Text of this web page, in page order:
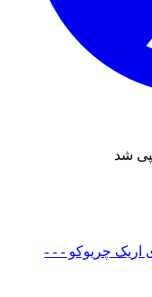
شد
اریک چریوکو - - -